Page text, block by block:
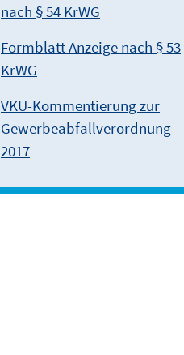
nach § 54 KrWG
Formblatt Anzeige nach § 53
KrWG
VKU-Kommentierung zur
Gewerbeabfallverordnung
2017